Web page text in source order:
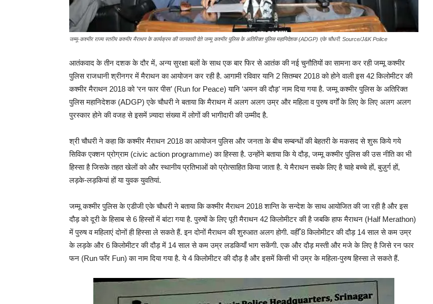
जम्मू-कश्मीर राज्य स्तरीय कश्मीर मैराथन के कार्यक्रम की जानकारी देते जम्मू कश्मीर पुलिस के अतिरिक्त पुलिस महानिदेशक (ADGP) एके चौधरी. Source/J&K Police
आतंकवाद के तीन दशक के दौर में, अन्य सुरक्षा बलों के साथ एक बार फिर से आतंक की नई चुनौतियों का सामना कर रही जम्मू कश्मीर
पुलिस राजधानी श्रीनगर में मैराथन का आयोजन कर रही है. आगामी रविवार यानि 2 सितम्बर 2018 को होने वाली इस 42 किलोमीटर की
कश्मीर मैराथन 2018 को ‘रन फार पीस’ (Run for Peace) यानि ‘अमन की दौड़’ नाम दिया गया है. जम्मू कश्मीर पुलिस के अतिरिक्त
पुलिस महानिदेशक (ADGP) एके चौधरी ने बताया कि मैराथन में अलग अलग उम्र और महिला व पुरुष वर्गों के लिए के लिए अलग अलग
पुरस्कार होने की वजह से इसमें ज़्यादा संख्या में लोगों की भागीदारी की उम्मीद है.
श्री चौधरी ने कहा कि कश्मीर मैराथन 2018 का आयोजन पुलिस और जनता के बीच सम्बन्धों की बेहतरी के मकसद से शुरू किये गये
सिविक एक्शन प्रोग्राम (civic action programme) का हिस्सा है. उन्होंने बताया कि ये दौड़, जम्मू कश्मीर पुलिस की उस नीति का भी
हिस्सा है जिसके तहत खेलों को और स्थानीय प्रतिभाओं को प्रोत्साहित किया जाता है. ये मैराथन सबके लिए है चाहे बच्चे हों, बुज़ुर्ग हों,
लड़के-लड़कियां हों या युवक युवतियां.
जम्मू कश्मीर पुलिस के एडीजी एके चौधरी ने बताया कि कश्मीर मैराथन 2018 शान्ति के सन्देश के साथ आयोजित की जा रही है और इस
दौड़ को दूरी के हिसाब से 6 हिस्सों में बांटा गया है. पुरुषों के लिए पूरी मैराथन 42 किलोमीटर की है जबकि हाफ मैराथन (Half Merathon)
में पुरुष व महिलाएं दोनों ही हिस्सा ले सकते हैं. इन दोनों मैराथन की शुरुआत अलग होगी. वहीँ 8 किलोमीटर की दौड़ 14 साल से कम उम्र
के लड़के और 6 किलोमीटर की दौड़ में 14 साल से कम उम्र लडकियाँ भाग सकेंगी. एक और दौड़ मस्ती और मजे के लिए है जिसे रन फार
फन (Run फॉर Fun) का नाम दिया गया है. ये 4 किलोमीटर की दौड़ है और इसमें किसी भी उम्र के महिला-पुरुष हिस्सा ले सकते हैं.